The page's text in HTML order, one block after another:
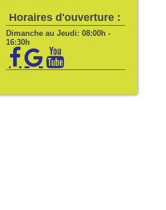
Horaires d'ouverture :
Dimanche au Jeudi: 08:00h -
16:30h